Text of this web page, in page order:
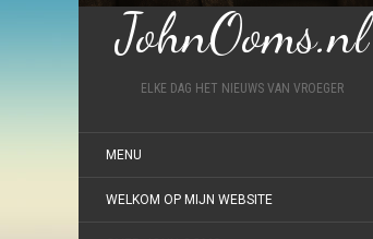
JohnOoms.nl
ELKE DAG HET NIEUWS VAN VROEGER
MENU
WELKOM OP MIJN WEBSITE